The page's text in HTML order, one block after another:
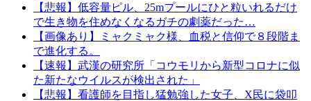
【悲報】低容量ピル、25mプールにひと粒いれるだけ
で生き物を住めなくなるガチの劇薬だった…
【画像あり】ミャクミャク様、血税と信仰で８段階ま
で進化する。
【速報】武漢の研究所「コウモリから新型コロナに似
た新たなウイルスが検出された」
【悲報】看護師を目指し猛勉強した女子、X民に袋叩